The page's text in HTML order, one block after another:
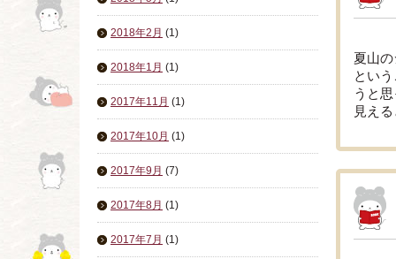
2018年2月 (1)
2018年1月 (1)
2017年11月 (1)
2017年10月 (1)
2017年9月 (7)
2017年8月 (1)
2017年7月 (1)
夏山
とい
うと
見え